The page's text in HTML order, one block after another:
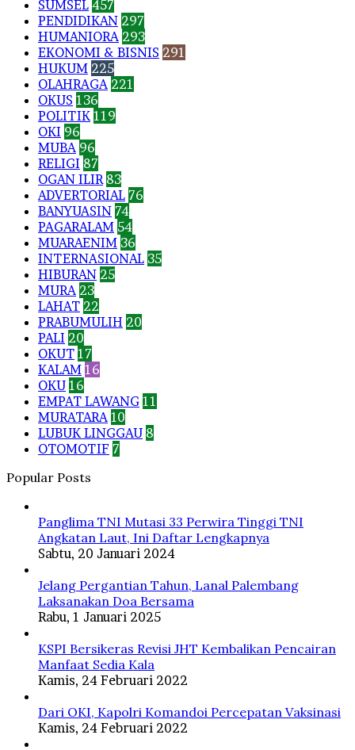
SUMSEL 457
PENDIDIKAN 297
HUMANIORA 293
EKONOMI & BISNIS 291
HUKUM 225
OLAHRAGA 221
OKUS 136
POLITIK 119
OKI 96
MUBA 96
RELIGI 87
OGAN ILIR 83
ADVERTORIAL 76
BANYUASIN 74
PAGARALAM 54
MUARAENIM 36
INTERNASIONAL 35
HIBURAN 25
MURA 23
LAHAT 22
PRABUMULIH 20
PALI 20
OKUT 17
KALAM 16
OKU 16
EMPAT LAWANG 11
MURATARA 10
LUBUK LINGGAU 8
OTOMOTIF 7
Popular Posts
Panglima TNI Mutasi 33 Perwira Tinggi TNI
Angkatan Laut, Ini Daftar Lengkapnya
Sabtu, 20 Januari 2024
Jelang Pergantian Tahun, Lanal Palembang
Laksanakan Doa Bersama
Rabu, 1 Januari 2025
KSPI Bersikeras Revisi JHT Kembalikan Pencairan
Manfaat Sedia Kala
Kamis, 24 Februari 2022
Dari OKI, Kapolri Komandoi Percepatan Vaksinasi
Kamis, 24 Februari 2022